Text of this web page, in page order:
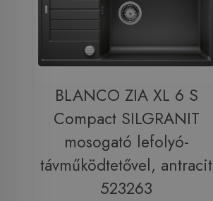
BLANCO ZIA XL 6 S
Compact SILGRANIT
mosogató lefolyó-
távműködtetővel, antracit
523263